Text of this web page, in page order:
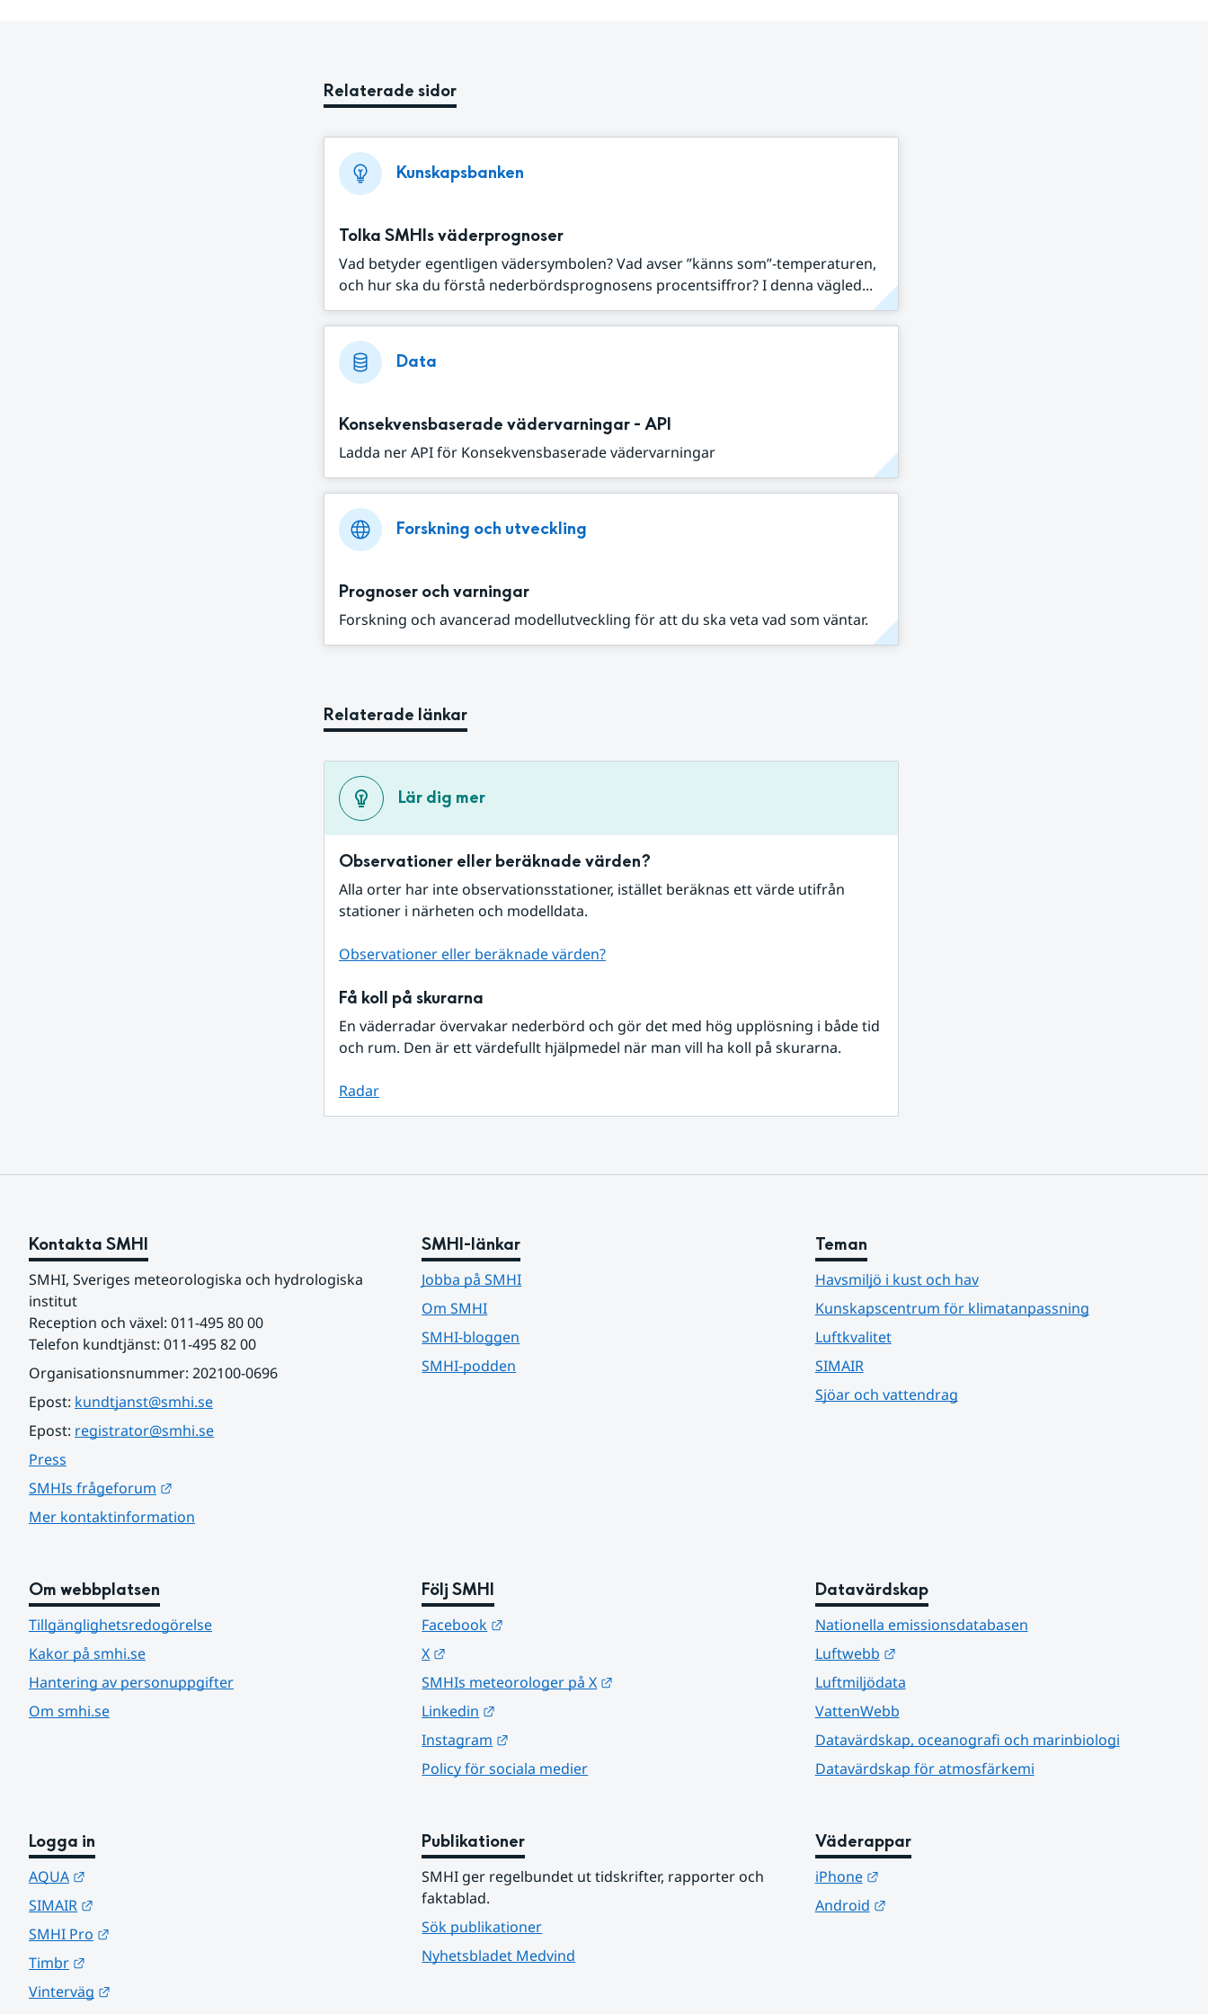
Relaterade sidor
Kunskapsbanken
Tolka SMHIs väderprognoser
Vad betyder egentligen vädersymbolen? Vad avser ”känns som”-temperaturen,
och hur ska du förstå nederbördsprognosens procentsiffror? I denna vägled...
Data
Konsekvensbaserade vädervarningar - API
Ladda ner API för Konsekvensbaserade vädervarningar
Forskning och utveckling
Prognoser och varningar
Forskning och avancerad modellutveckling för att du ska veta vad som väntar.
Relaterade länkar
Lär dig mer
Observationer eller beräknade värden?
Alla orter har inte observationsstationer, istället beräknas ett värde utifrån
stationer i närheten och modelldata.
Observationer eller beräknade värden?
Få koll på skurarna
En väderradar övervakar nederbörd och gör det med hög upplösning i både tid
och rum. Den är ett värdefullt hjälpmedel när man vill ha koll på skurarna.
Radar
Kontakta SMHI
SMHI, Sveriges meteorologiska och hydrologiska
institut
Reception och växel: 011-495 80 00
Telefon kundtjänst: 011-495 82 00
Organisationsnummer: 202100-0696
Epost: kundtjanst@smhi.se
Epost: registrator@smhi.se
Press
SMHIs frågeforum
Mer kontaktinformation
SMHI-länkar
Jobba på SMHI
Om SMHI
SMHI-bloggen
SMHI-podden
Teman
Havsmiljö i kust och hav
Kunskapscentrum för klimatanpassning
Luftkvalitet
SIMAIR
Sjöar och vattendrag
Om webbplatsen
Tillgänglighetsredogörelse
Kakor på smhi.se
Hantering av personuppgifter
Om smhi.se
Följ SMHI
Facebook
X
SMHIs meteorologer på X
Linkedin
Instagram
Policy för sociala medier
Datavärdskap
Nationella emissionsdatabasen
Luftwebb
Länk till annan webbplats.
Luftmiljödata
VattenWebb
Datavärdskap, oceanografi och marinbiologi
Datavärdskap för atmosfärkemi
Logga in
AQUA
SIMAIR
SMHI Pro
Timbr
Vinterväg
Publikationer
SMHI ger regelbundet ut tidskrifter, rapporter och
faktablad.
Sök publikationer
Nyhetsbladet Medvind
Väderappar
iPhone
Länk till annan webbplats.
Android
Länk till annan webbplats.